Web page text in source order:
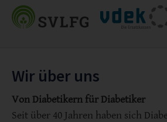
Wir über uns
Von Diabetikern für Diabetiker
Seit über 40 Jahren haben sich